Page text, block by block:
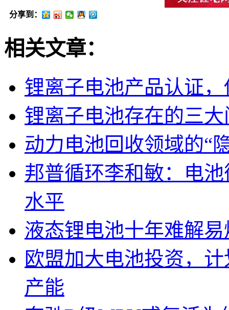
分享到：
相关文章：
锂离子电池产品认证
锂离子电池存在的三大
动力电池回收领域的“
邦普循环李和敏：电
水平
液态锂电池十年难解
欧盟加大电池投资，
产能